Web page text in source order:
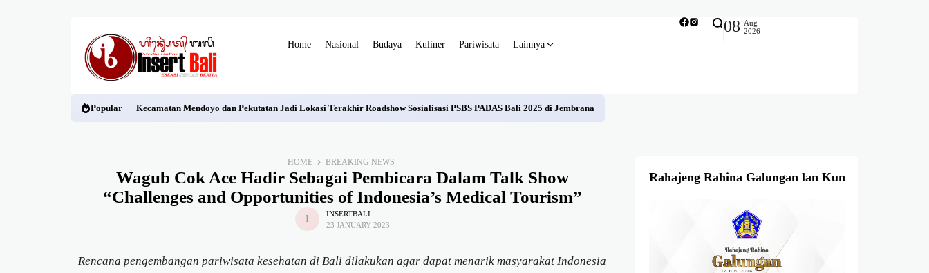
Home Nasional Budaya Kuliner Pariwisata Lainnya
08 Aug
2026
Popular Kecamatan Mendoyo dan Pekutatan Jadi Lokasi Terakhir Roadshow Sosialisasi PSBS PADAS Bali 2025 di Jembrana
HOME BREAKING NEWS
Wagub Cok Ace Hadir Sebagai Pembicara Dalam Talk Show
“Challenges and Opportunities of Indonesia’s Medical Tourism”
INSERTBALI
23 JANUARY 2023
Rencana pengembangan pariwisata kesehatan di Bali dilakukan agar dapat menarik masyarakat Indonesia
Rahajeng Rahina Galungan lan Kuningan